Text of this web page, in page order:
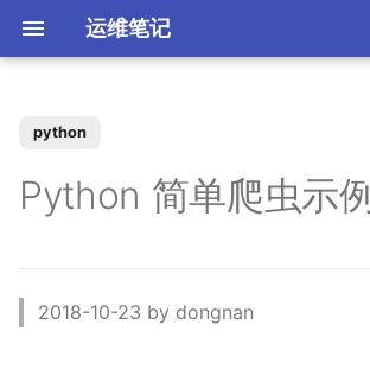
运维笔记
始
常用软件安装与配
使用 nrm 管理 npm 源
使用 Docker 部署 ActiveMQ
PostgreSQL
配置 rsyslog 为 iptables 日
Tar命令 如何将软连接对应的
文件打包？
插件
Kubernetes 无法删除命名空
间
规则
XenServer 7 配置MPIO多路
XenServer 虚拟机设置单人模
式
upstream
Nginx 缓存服务器(下)
误
体验 TDengine 时序数据库
磁盘空间？
Linux系统通过PID查看进程信
息
outbound 使用场景
OpenVPN CRL has expired
存
Jenkins 传统构建 与
如何使用 Docker-Compose
更改 Zabbix Docker容器时
区
Gogs？
如何者修正 git commit 提
交？
MooseFS 2.x Chunk维护模
MooseFS 2.x 千万小文件示
例
放存储空间
Windows Server 2012R2 网
Memcached UDP反射攻击
为什么要设置域名 CAA记
录？
python
Python 简单爬虫示例
2018-10-23 by dongnan